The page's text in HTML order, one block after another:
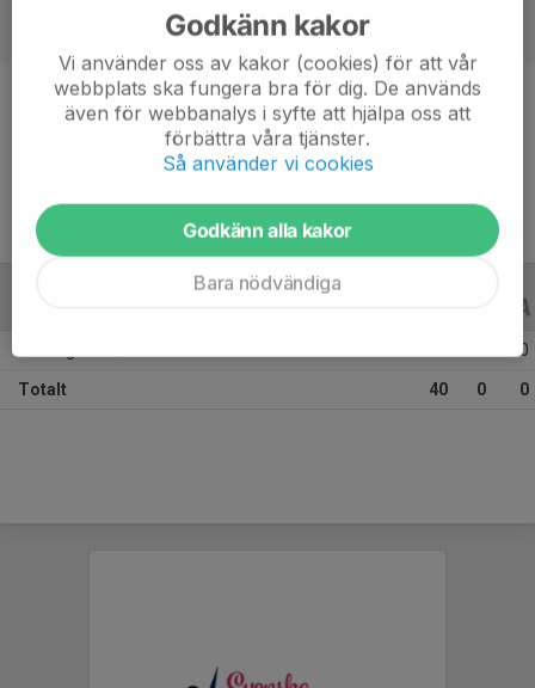
Position
Back
20 år
0
Totalt 40 0 0
Godkänn kakor
Vi använder oss av kakor (cookies) för att vår
webbplats ska fungera bra för dig. De används
även för webbanalys i syfte att hjälpa oss att
förbättra våra tjänster.
Så använder vi cookies
Godkänn alla kakor
Bara nödvändiga